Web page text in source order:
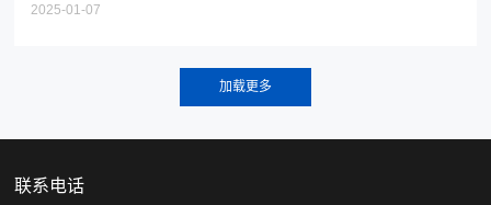
2025-01-07
联系电话